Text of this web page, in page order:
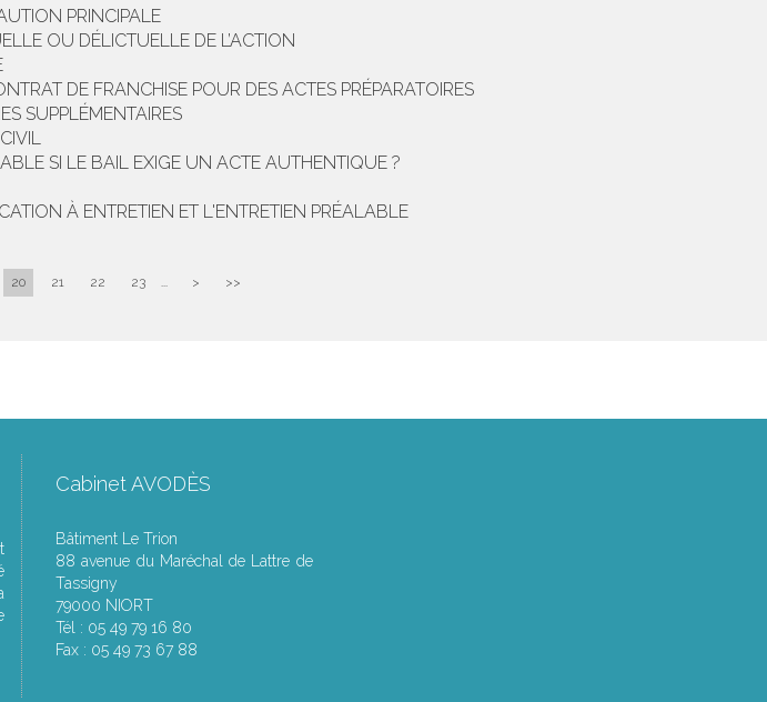
PRINCIPALE
OU DÉLICTUELLE DE L’ACTION
DE FRANCHISE POUR DES ACTES PRÉPARATOIRES
SUPPLÉMENTAIRES
SI LE BAIL EXIGE UN ACTE AUTHENTIQUE ?
À ENTRETIEN ET L'ENTRETIEN PRÉALABLE
20 21 22 23 ... > >>
Cabinet AVODÈS
Bâtiment Le Trion
88 avenue du Maréchal de Lattre de
Tassigny
79000 NIORT
Tél : 05 49 79 16 80
Fax : 05 49 73 67 88